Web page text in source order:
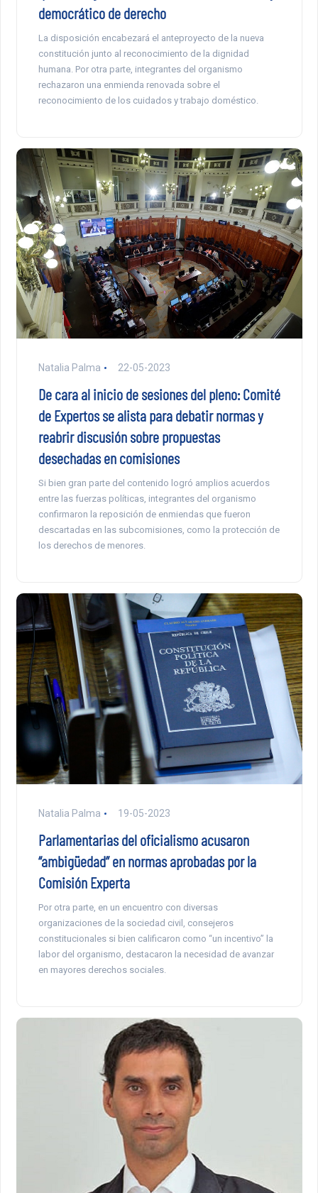
democrático de derecho
La disposición encabezará el anteproyecto de la nueva
constitución junto al reconocimiento de la dignidad
humana. Por otra parte, integrantes del organismo
rechazaron una enmienda renovada sobre el
reconocimiento de los cuidados y trabajo doméstico.
Natalia Palma 22-05-2023
De cara al inicio de sesiones del pleno: Comité
de Expertos se alista para debatir normas y
reabrir discusión sobre propuestas
desechadas en comisiones
Si bien gran parte del contenido logró amplios acuerdos
entre las fuerzas políticas, integrantes del organismo
confirmaron la reposición de enmiendas que fueron
descartadas en las subcomisiones, como la protección de
los derechos de menores.
Natalia Palma 19-05-2023
Parlamentarias del oficialismo acusaron
“ambigüedad” en normas aprobadas por la
Comisión Experta
Por otra parte, en un encuentro con diversas
organizaciones de la sociedad civil, consejeros
constitucionales si bien calificaron como “un incentivo” la
labor del organismo, destacaron la necesidad de avanzar
en mayores derechos sociales.